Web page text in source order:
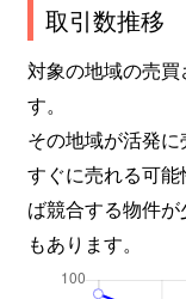
取引数推移
対象の地域の売
す。
その地域が活発
すぐに売れる可
ば競合する物件
もあります。